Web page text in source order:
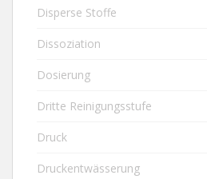
Disperse Stoffe
Dissoziation
Dosierung
Dritte Reinigungsstufe
Druck
Druckentwässerung